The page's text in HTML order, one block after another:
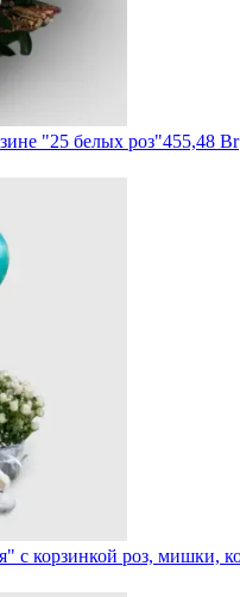
"25 белых роз"455,48 Br
c корзинкой роз, мишки,